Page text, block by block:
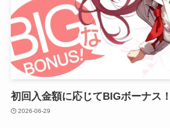
初回入金額に応じてBIGボーナス
2026-06-29